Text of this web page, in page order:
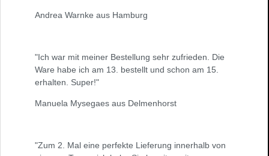
Andrea Warnke aus Hamburg
"Ich war mit meiner Bestellung sehr zufrieden. Die
Ware habe ich am 13. bestellt und schon am 15.
erhalten. Super!"
Manuela Mysegaes aus Delmenhorst
"Zum 2. Mal eine perfekte Lieferung innerhalb von